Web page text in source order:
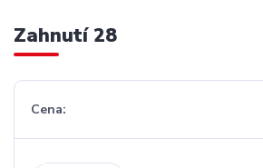
Zahnutí 28
Cena: